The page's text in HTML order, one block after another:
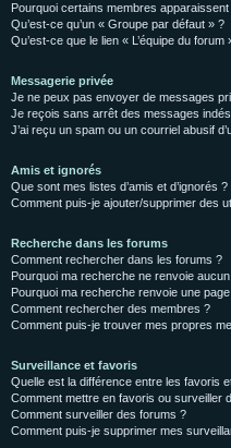
Pourquoi certains membres
Qu’est-ce qu’un « Groupe par défaut » ?
Qu’est-ce que le lien « L’équipe du forum
Messagerie privée
Je ne peux pas envoyer de messages
Je reçois sans arrêt des messages
J’ai reçu un spam ou un courriel abusif
Amis et ignorés
Que sont mes listes d’amis et d’ignorés ?
Comment puis-je ajouter/supprimer des
Recherche dans les forums
Comment rechercher dans les forums ?
Pourquoi ma recherche ne renvoie
Pourquoi ma recherche renvoie une
Comment rechercher des membres ?
Comment puis-je trouver mes propres
Surveillance et favoris
Quelle est la différence entre les favoris
Comment mettre en favoris ou surveiller
Comment surveiller des forums ?
Comment puis-je supprimer mes